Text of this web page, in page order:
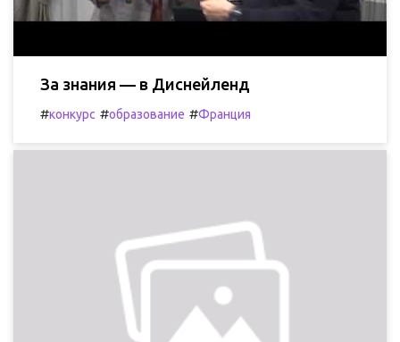
За знания — в Диснейленд
#конкурс #образование #Франция